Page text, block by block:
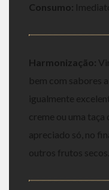
Consumo:
Harmonização:
bem com sabores
igualmente
creme ou uma taça
apreciado só, no
outros frutos secos.